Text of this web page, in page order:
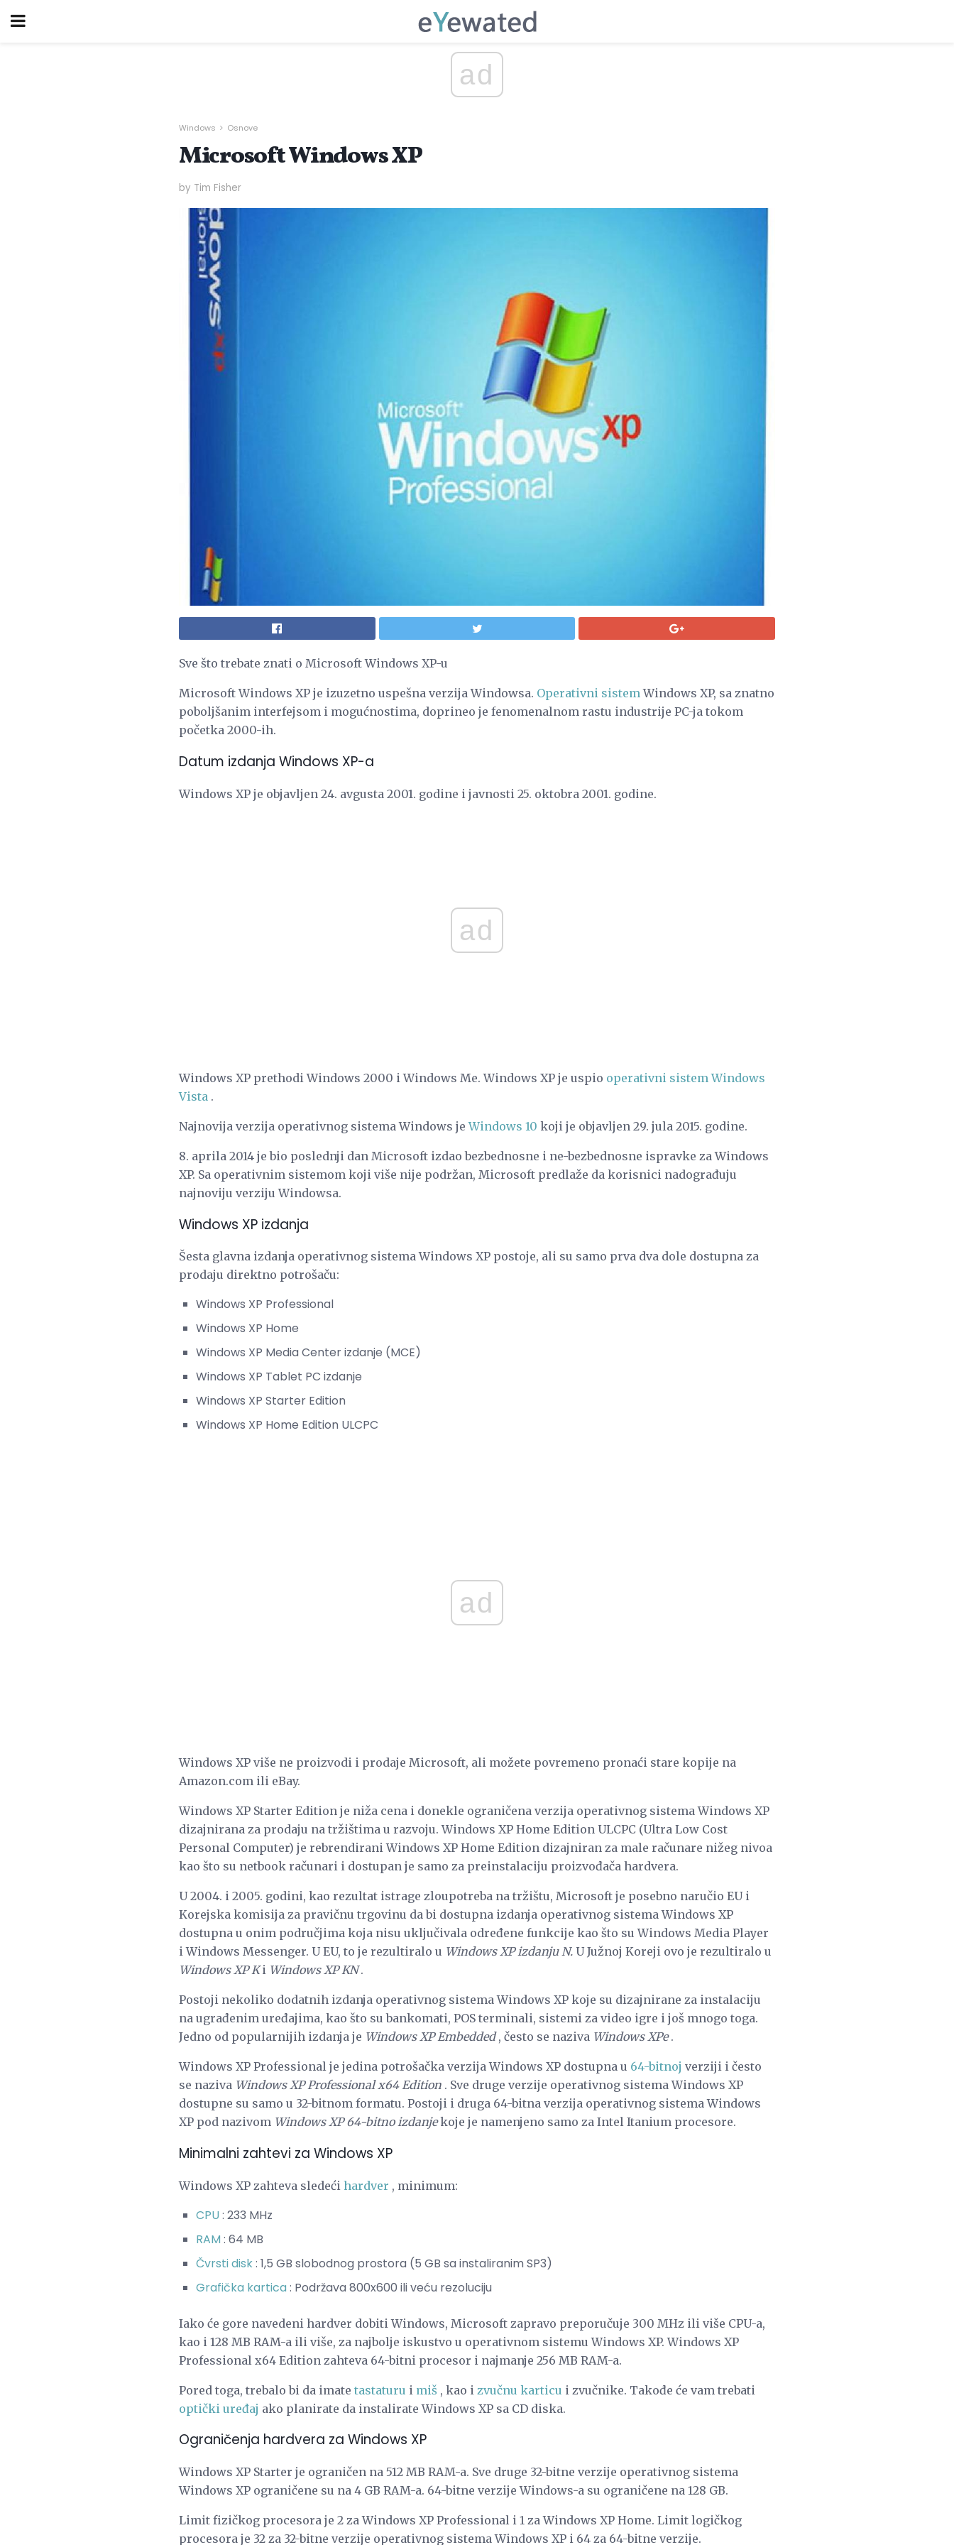
ad
Windows Osnove
Microsoft Windows XP
by Tim Fisher
Sve što trebate znati o Microsoft Windows XP-u
Microsoft Windows XP je izuzetno uspešna verzija Windowsa. Operativni sistemWindows XP, sa znatno
poboljšanim interfejsom i mogućnostima, doprineo je fenomenalnom rastu industrije PC-ja tokom
početka 2000-ih.
Datum izdanja Windows XP-a
Windows XP je objavljen 24. avgusta 2001. godine i javnosti 25. oktobra 2001. godine.
ad
Windows XP prethodi Windows 2000 i Windows Me. Windows XP je uspio operativni sistem Windows
Vista .
Najnovija verzija operativnog sistema Windows jeWindows 10 koji je objavljen 29. jula 2015. godine.
8. aprila 2014 je bio poslednji dan Microsoft izdao bezbednosne i ne-bezbednosne ispravke za Windows
XP. Sa operativnim sistemom koji više nije podržan, Microsoft predlaže da korisnici nadograđuju
najnoviju verziju Windowsa.
Windows XP izdanja
Šesta glavna izdanja operativnog sistema Windows XP postoje, ali su samo prva dva dole dostupna za
prodaju direktno potrošaču:
Windows XP Professional
Windows XP Home
Windows XP Media Center izdanje (MCE)
Windows XP Tablet PC izdanje
Windows XP Starter Edition
Windows XP Home Edition ULCPC
ad
Windows XP više ne proizvodi i prodaje Microsoft, ali možete povremeno pronaći stare kopije na
Amazon.com ili eBay.
Windows XP Starter Edition je niža cena i donekle ograničena verzija operativnog sistema Windows XP
dizajnirana za prodaju na tržištima u razvoju. Windows XP Home Edition ULCPC (Ultra Low Cost
Personal Computer) je rebrendirani Windows XP Home Edition dizajniran za male računare nižeg nivoa
kao što su netbook računari i dostupan je samo za preinstalaciju proizvođača hardvera.
U 2004. i 2005. godini, kao rezultat istrage zloupotreba na tržištu, Microsoft je posebno naručio EU i
Korejska komisija za pravičnu trgovinu da bi dostupna izdanja operativnog sistema Windows XP
dostupna u onim područjima koja nisu uključivala određene funkcije kao što su Windows Media Player
i Windows Messenger. U EU, to je rezultiralo u Windows XP izdanju N. U Južnoj Koreji ovo je rezultiralo u
Windows XP Ki Windows XP KN.
Postoji nekoliko dodatnih izdanja operativnog sistema Windows XP koje su dizajnirane za instalaciju
na ugrađenim uređajima, kao što su bankomati, POS terminali, sistemi za video igre i još mnogo toga.
Jedno od popularnijih izdanja je Windows XP Embedded, često se naziva Windows XPe.
Windows XP Professional je jedina potrošačka verzija Windows XP dostupna u 64-bitnoj verziji i često
se naziva Windows XP Professional x64 Edition . Sve druge verzije operativnog sistema Windows XP
dostupne su samo u 32-bitnom formatu. Postoji i druga 64-bitna verzija operativnog sistema Windows
XP pod nazivom Windows XP 64-bitno izdanjekoje je namenjeno samo za Intel Itanium procesore.
Minimalni zahtevi za Windows XP
Windows XP zahteva sledeći hardver , minimum:
CPU: 233 MHz
RAM: 64 MB
Čvrsti disk: 1,5 GB slobodnog prostora (5 GB sa instaliranim SP3)
Grafička kartica: Podržava 800x600 ili veću rezoluciju
Iako će gore navedeni hardver dobiti Windows, Microsoft zapravo preporučuje 300 MHz ili više CPU-a,
kao i 128 MB RAM-a ili više, za najbolje iskustvo u operativnom sistemu Windows XP. Windows XP
Professional x64 Edition zahteva 64-bitni procesor i najmanje 256 MB RAM-a.
Pored toga, trebalo bi da imate tastaturu i miš , kao i zvučnu karticu i zvučnike. Takođe će vam trebati
optički uređaj ako planirate da instalirate Windows XP sa CD diska.
Ograničenja hardvera za Windows XP
Windows XP Starter je ograničen na 512 MB RAM-a. Sve druge 32-bitne verzije operativnog sistema
Windows XP ograničene su na 4 GB RAM-a. 64-bitne verzije Windows-a su ograničene na 128 GB.
Limit fizičkog procesora je 2 za Windows XP Professional i 1 za Windows XP Home. Limit logičkog
procesora je 32 za 32-bitne verzije operativnog sistema Windows XP i 64 za 64-bitne verzije.